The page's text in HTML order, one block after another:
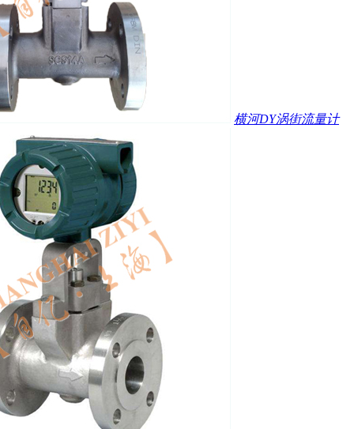
横河DY涡街流量计